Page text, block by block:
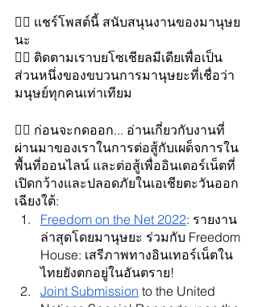
👉🏻 แชร์โพสต์นี้ สนับสนุนงานของมานุษย
นะ
👉🏻 ติดตามเราบยโซเชียลมีเดียเพื่อเป็น
ส่วนหนึ่งของขบวนการมานุษยะที่เชื่อว่า
มนุษย์ทุกคนเท่าเทียม
👉🏼 ก่อนจะกดออก... อ่านเกี่ยวกับงานที่
ผ่านมาของเราในการต่อสู้กับเผด็จการใน
พื้นที่ออนไลน์ และต่อสู้เพื่ออินเตอร์เน็ตที่
เปิดกว้างและปลอดภัยในเอเชียตะวันออก
เฉียงใต้:
Freedom on the Net 2022: รายงาน
ล่าสุดโดยมานุษยะ ร่วมกับ Freedom
House: เสรีภาพทางอินเทอร์เน็ตใน
ไทยยังตกอยู่ในอันตราย!
Joint Submission to the United